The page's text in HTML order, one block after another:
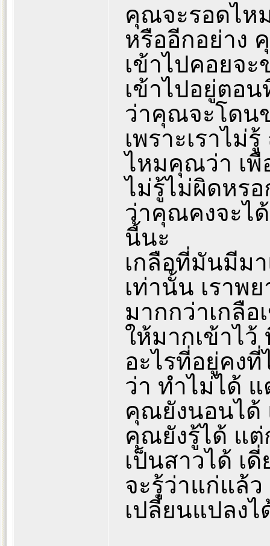
คุณจะรอดไห
หรืออีกอย่าง
เข้าไปคอยจ
เข้าไปอยู่ตอ
ว่าคุณจะโดน
เพราะเราไม่
ไหมคุณว่า เพื่
ไม่รู้ไม่ผิดหร
ว่าคุณคงจะไ
นี้นะ
เกลือที่มันมีม
เท่านั้น เราพ
มากกว่าเกลื
ให้มากเข้าไ
อะไรที่อยู่คง
ว่า ทำไม่ได้
คุณยังนอนได้
คุณยังรู้ได้ แ
เป็นสาวได้ เ
จะรู้ว่าแก่แล้
เปลี่ยนแปลง